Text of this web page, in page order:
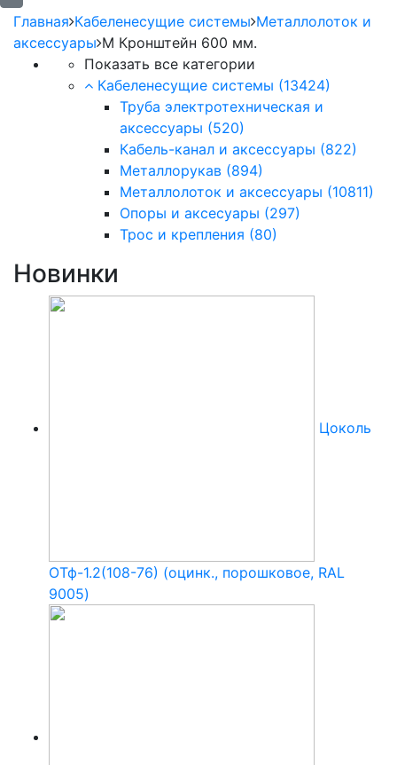
Главная Кабеленесущие системы Металлолоток и
аксессуары М Кронштейн 600 мм.
Показать все категории
Кабеленесущие системы (13424)
Труба электротехническая и
аксессуары (520)
Кабель-канал и аксессуары (822)
Металлорукав (894)
Металлолоток и аксессуары (10811)
Опоры и аксесуары (297)
Трос и крепления (80)
Новинки
Цоколь
ОТф-1.2(108-76) (оцинк., порошковое, RAL
9005)